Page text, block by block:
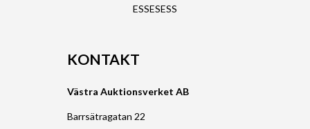
ESSESESS
KONTAKT
Västra Auktionsverket AB
Barrsätragatan 22